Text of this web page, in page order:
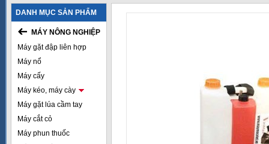
DANH MỤC SẢN PHẨM
MÁY NÔNG NGHIỆP
Máy gặt đập liên hợp
Máy nổ
Máy cấy
Máy kéo, máy cày
Máy gặt lúa cầm tay
Máy cắt cỏ
Máy phun thuốc